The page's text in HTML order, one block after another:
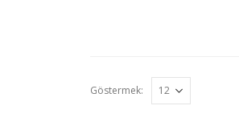
Göstermek: